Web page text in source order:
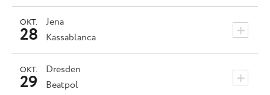
Jena +
OKT.
28 Kassablanca
Dresden +
OKT.
29 Beatpol